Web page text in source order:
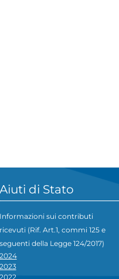
Aiuti di Stato
Informazioni sui contributi
ricevuti (Rif. Art.1, commi 125 e
seguenti della Legge 124/2017)
2024
2023